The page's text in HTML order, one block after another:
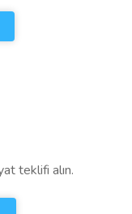
teklifi alın.